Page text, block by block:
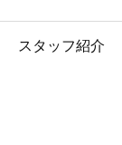
スタッフ紹介